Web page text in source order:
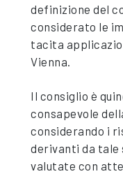
definizione del
considerato le
tacita
Vienna.
Il consiglio è
consapevole
considerando i
derivanti da tale
valutate con